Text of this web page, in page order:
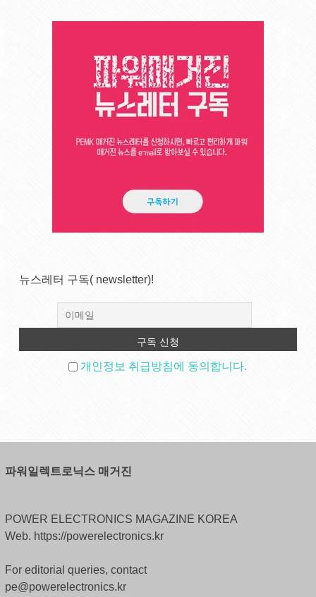
뉴스레터 구독( newsletter)!
개인정보 취급방침에 동의합니다.
파워일렉트로닉스 매거진
POWER ELECTRONICS MAGAZINE KOREA
Web. https://powerelectronics.kr
For editorial queries, contact
pe@powerelectronics.kr